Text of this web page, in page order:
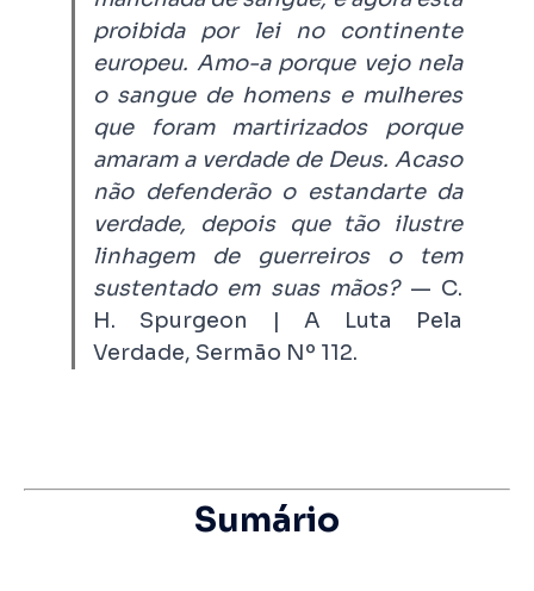
proibida por lei no continente
europeu. Amo-a porque vejo nela
o sangue de homens e mulheres
que foram martirizados porque
amaram a verdade de Deus. Acaso
não defenderão o estandarte da
verdade, depois que tão ilustre
linhagem de guerreiros o tem
sustentado em suas mãos? — C.
H. Spurgeon | A Luta Pela
Verdade, Sermão Nº 112.
Sumário